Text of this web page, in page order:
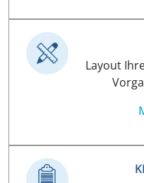
Layout